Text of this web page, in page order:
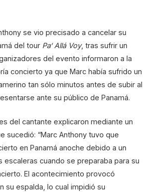
se vio precisado a cancelar su
del tour Pa‘ Allá Voy, tras sufrir un
del evento informaron a la
concierto ya que Marc había sufrido un
tan sólo minutos antes de subir al
ante su público de Panamá.
del cantante explicaron mediante un
sucedió: “Marc Anthony tuvo que
en Panamá anoche debido a un
escaleras cuando se preparaba para su
El acontecimiento provocó
su espalda, lo cual impidió su